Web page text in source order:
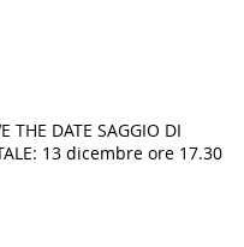
THE DATE SAGGIO DI
13 dicembre ore 17.30